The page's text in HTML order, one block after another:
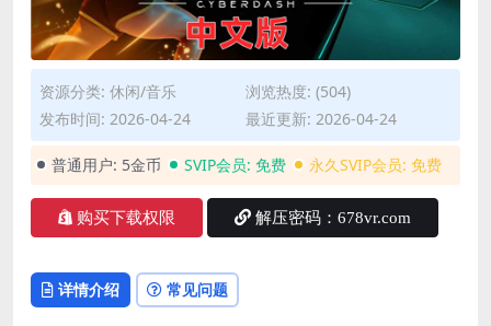
资源分类: 休闲/音乐
浏览热度: (504)
发布时间: 2026-04-24
最近更新: 2026-04-24
普通用户: 5金币 SVIP会员: 免费 永久SVIP会员: 免费
购买下载权限 解压密码：678vr.com
详情介绍 常见问题